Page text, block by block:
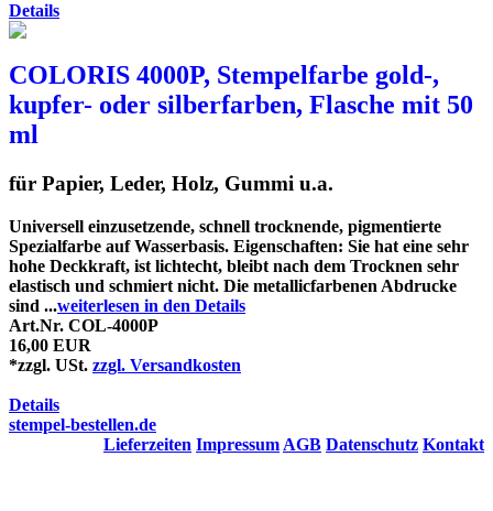
Details
COLORIS 4000P, Stempelfarbe gold-,
kupfer- oder silberfarben, Flasche mit 50
ml
für Papier, Leder, Holz, Gummi u.a.
Universell einzusetzende, schnell trocknende, pigmentierte
Spezialfarbe auf Wasserbasis. Eigenschaften: Sie hat eine sehr
hohe Deckkraft, ist lichtecht, bleibt nach dem Trocknen sehr
elastisch und schmiert nicht. Die metallicfarbenen Abdrucke
sind ...weiterlesen in den Details
Art.Nr. COL-4000P
16,00 EUR
*zzgl. USt. zzgl. Versandkosten
Details
stempel-bestellen.de
Lieferzeiten Impressum AGB Datenschutz Kontakt